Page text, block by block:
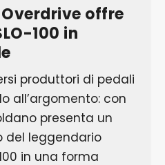
Overdrive offre
100 in
produttori di pedali
all’argomento: con
presenta un
del leggendario
in una forma